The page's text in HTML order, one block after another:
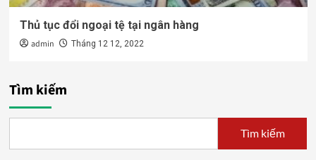
Thủ tục đổi ngoại tệ tại ngân hàng
admin Tháng 12 12, 2022
Tìm kiếm
Tìm kiếm